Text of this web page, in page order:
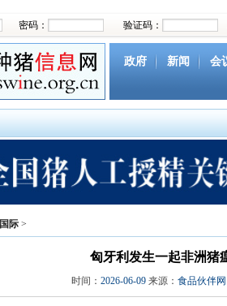
密码： 验证码：
政府 新闻 会
资源
社团 下
国际 >
匈牙利发生一起非洲猪
时间： 2026-06-09来源： 食品伙伴网